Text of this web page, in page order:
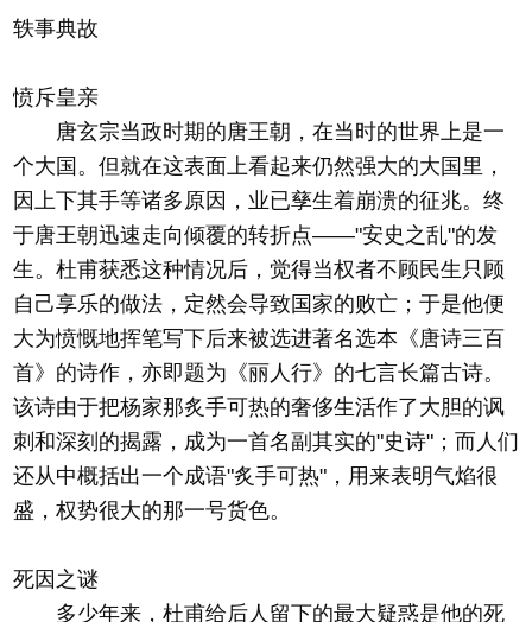
轶事典故
愤斥皇亲
唐玄宗当政时期的唐王朝，在当时的世界上是一
个大国。但就在这表面上看起来仍然强大的大国里，
因上下其手等诸多原因，业已孳生着崩溃的征兆。终
于唐王朝迅速走向倾覆的转折点——"安史之乱"的发
生。杜甫获悉这种情况后，觉得当权者不顾民生只顾
自己享乐的做法，定然会导致国家的败亡；于是他便
大为愤慨地挥笔写下后来被选进著名选本《唐诗三百
首》的诗作，亦即题为《丽人行》的七言长篇古诗。
该诗由于把杨家那炙手可热的奢侈生活作了大胆的讽
刺和深刻的揭露，成为一首名副其实的"史诗"；而人们
还从中概括出一个成语"炙手可热"，用来表明气焰很
盛，权势很大的那一号货色。
死因之谜
多少年来，杜甫给后人留下的最大疑惑是他的死